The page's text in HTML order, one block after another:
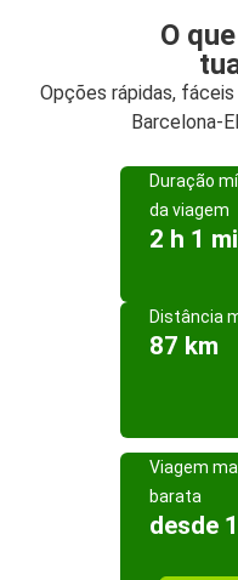
O
Opções rápidas,
Barcelona-
Duração
da viagem
2 h 1
Distância
87 km
Viagem
barata
desde